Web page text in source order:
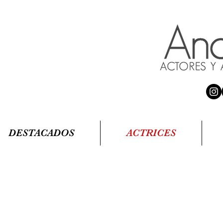
DESTACADOS ACTRICES